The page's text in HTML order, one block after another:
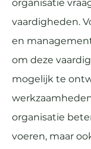
organisatie
vaardigheden.
en
om deze
mogelijk te
organisatie
voeren, maar